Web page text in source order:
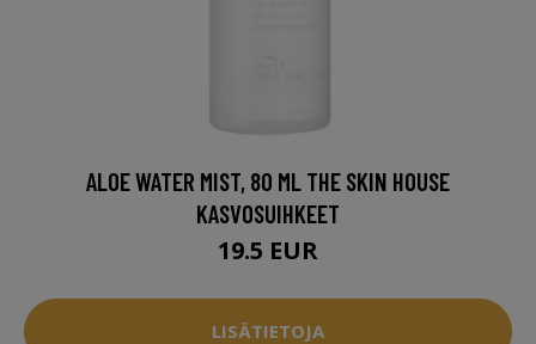
ALOE WATER MIST, 80 ML THE SKIN HOUSE
KASVOSUIHKEET
19.5 EUR
LISÄTIETOJA